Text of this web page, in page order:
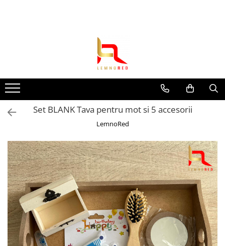
Toppere nunta
Toppere diverse
Toppere absolvire
Suite toppere tematice
Evantaie/frunze
Fluturasi (zeci de variante)
Figurine din
rasina/PVC/metal/polistiren
Toppere Craciun
Suporturi si platouri
Rame foto / Decoratiuni
Set BLANK Tava pentru mot si 5 accesorii
LemnoRed